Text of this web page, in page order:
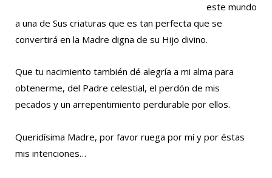
este mundo
a una de Sus criaturas que es tan perfecta que se
convertirá en la Madre digna de su Hijo divino.
Que tu nacimiento también dé alegría a mi alma para
obtenerme, del Padre celestial, el perdón de mis
pecados y un arrepentimiento perdurable por ellos.
Queridísima Madre, por favor ruega por mí y por éstas
mis intenciones…